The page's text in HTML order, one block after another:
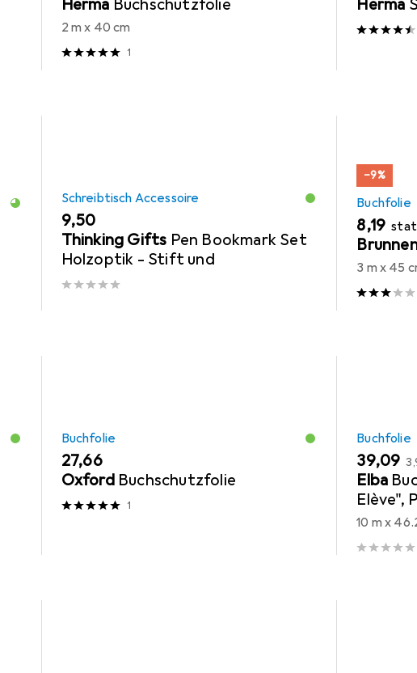
Herma Buchschutzfolie
2 m x 40 cm
1
Herma
Schreibtisch Accessoire
EUR
9,50
Thinking Gifts Pen Bookmark Set
Holzoptik - Stift und
−9%
Buchfolie
EUR
8,19
3 m x 45
Buchfolie
EUR
27,66
Oxford Buchschutzfolie
1
Buchfolie
EUR
39,09
Elba
Elève",
Büchern
10 m x